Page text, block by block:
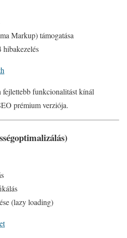
Markup) támogatása
funkcionalitást kínál
prémium verziója.
(lazy loading)